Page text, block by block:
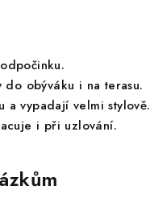
obýváku i na terasu.
a vypadají velmi stylově.
i při uzlování.